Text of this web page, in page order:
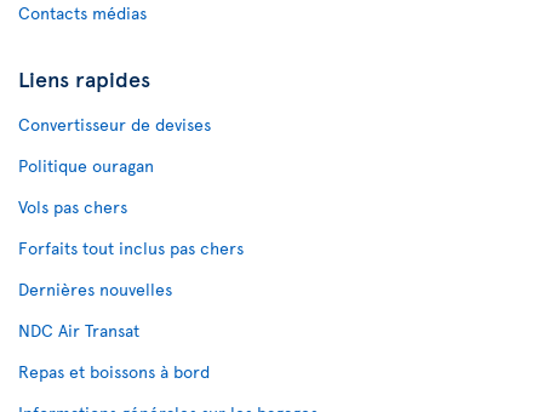
Contacts médias
Liens rapides
Convertisseur de devises
Politique ouragan
Vols pas chers
Forfaits tout inclus pas chers
Dernières nouvelles
NDC Air Transat
Repas et boissons à bord